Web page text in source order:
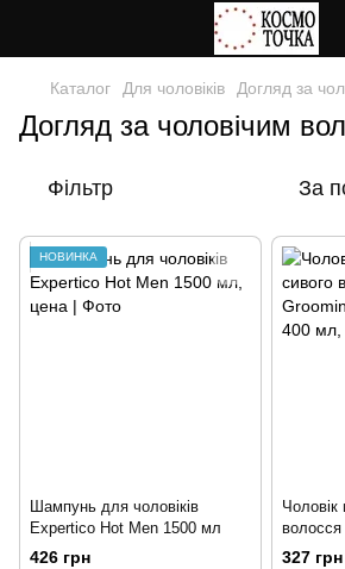
Каталог Для чоловіків Догляд за
Догляд за чоловічим
Фільтр За
НОВИНКА
Шампунь для чоловіків
Expertico Hot Men 1500 мл
426 грн
Grey
327 грн